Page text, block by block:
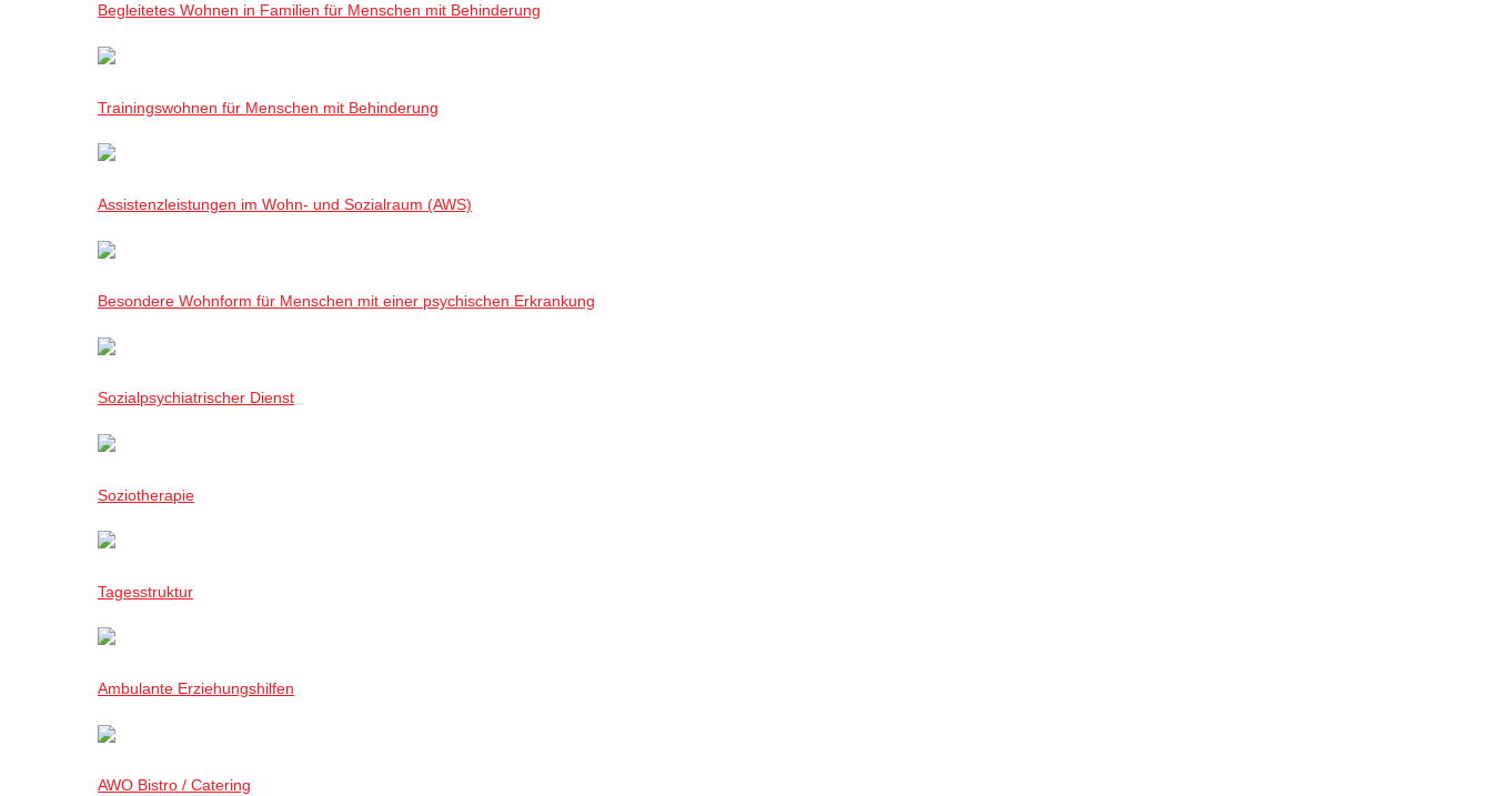
Begleitetes Wohnen in Familien für Menschen mit Behinderung
Trainingswohnen für Menschen mit Behinderung
Assistenzleistungen im Wohn- und Sozialraum (AWS)
Besondere Wohnform für Menschen mit einer psychischen Erkrankung
Sozialpsychiatrischer Dienst
Soziotherapie
Tagesstruktur
Ambulante Erziehungshilfen
AWO Bistro / Catering